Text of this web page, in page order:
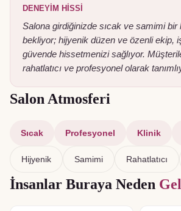
DENEYIM HISSI
Salona girdiğinizde sıcak ve samimi bir
bekliyor; hijyenik düzen ve özenli ekip,
güvende hissetmenizi sağlıyor.
rahatlatıcı ve profesyonel olarak
Salon Atmosferi
Sıcak Profesyonel Klinik
Hijyenik Samimi Rahatlatıcı
İnsanlar Buraya Neden